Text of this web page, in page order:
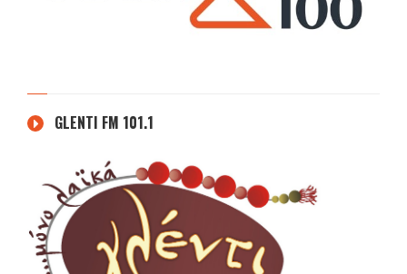
GLENTI FM 101.1